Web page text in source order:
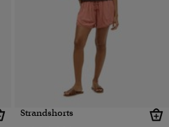
Strandshorts